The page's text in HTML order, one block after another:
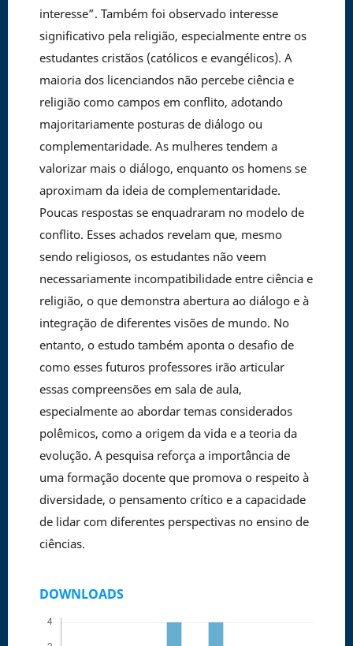
interesse”. Também foi observado interesse
significativo pela religião, especialmente entre os
estudantes cristãos (católicos e evangélicos). A
maioria dos licenciandos não percebe ciência e
religião como campos em conflito, adotando
majoritariamente posturas de diálogo ou
complementaridade. As mulheres tendem a
valorizar mais o diálogo, enquanto os homens se
aproximam da ideia de complementaridade.
Poucas respostas se enquadraram no modelo de
conflito. Esses achados revelam que, mesmo
sendo religiosos, os estudantes não veem
necessariamente incompatibilidade entre ciência e
religião, o que demonstra abertura ao diálogo e à
integração de diferentes visões de mundo. No
entanto, o estudo também aponta o desafio de
como esses futuros professores irão articular
essas compreensões em sala de aula,
especialmente ao abordar temas considerados
polêmicos, como a origem da vida e a teoria da
evolução. A pesquisa reforça a importância de
uma formação docente que promova o respeito à
diversidade, o pensamento crítico e a capacidade
de lidar com diferentes perspectivas no ensino de
ciências.
DOWNLOADS